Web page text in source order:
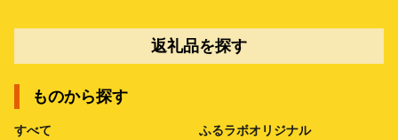
返礼品を探す
ものから探す
すべて ふるラボオリジナル